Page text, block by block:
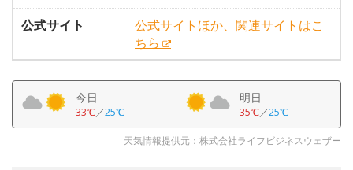
公式サイト
公式サイトほか、関連サイトはこ
ちら
今日
33℃／25℃
明日
35℃／25℃
天気情報提供元：株式会社ライフビジネスウェザー